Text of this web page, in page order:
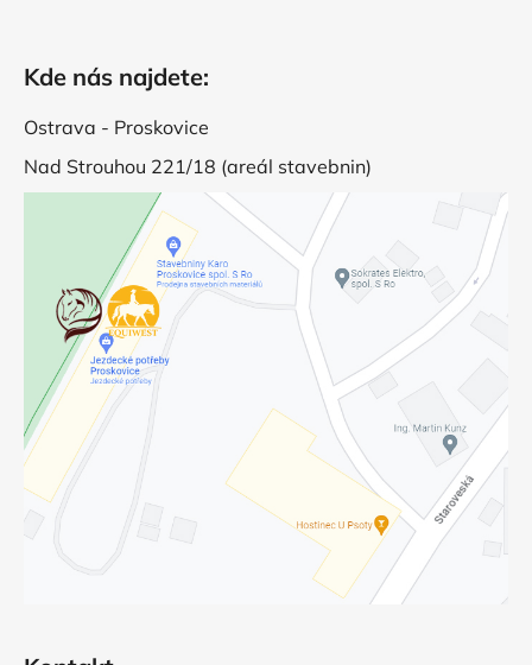
Kde nás najdete:
Ostrava - Proskovice
Nad Strouhou 221/18 (areál stavebnin)